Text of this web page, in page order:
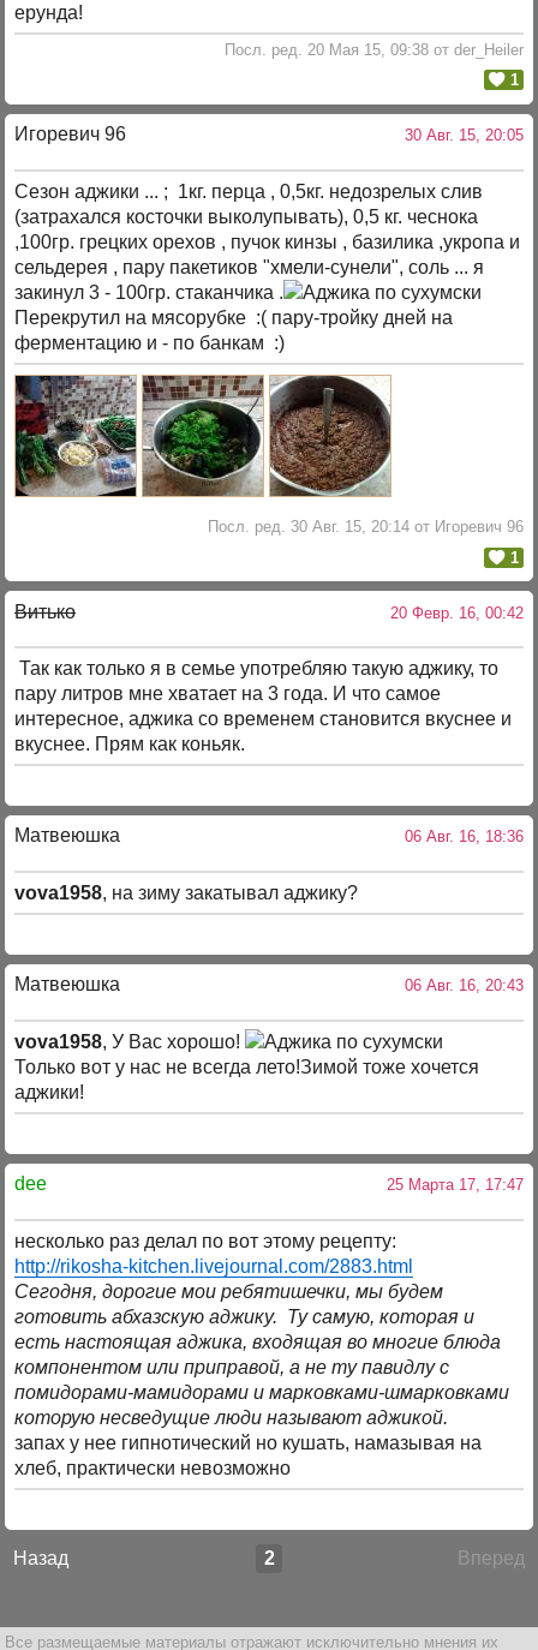
ерунда!
Посл. ред. 20 Мая 15, 09:38 от der_Heiler
1
Игоревич 96 30 Авг. 15, 20:05
Сезон аджики ... ; 1кг. перца , 0,5кг. недозрелых слив
(затрахался косточки выколупывать), 0,5 кг. чеснока
,100гр. грецких орехов , пучок кинзы , базилика ,укропа и
сельдерея , пару пакетиков "хмели-сунели", соль ... я
закинул 3 - 100гр. стаканчика .
Перекрутил на мясорубке :( пару-тройку дней на
ферментацию и - по банкам :)
Посл. ред. 30 Авг. 15, 20:14 от Игоревич 96
1
Витько 20 Февр. 16, 00:42
Так как только я в семье употребляю такую аджику, то
пару литров мне хватает на 3 года. И что самое
интересное, аджика со временем становится вкуснее и
вкуснее. Прям как коньяк.
Матвеюшка 06 Авг. 16, 18:36
vova1958, на зиму закатывал аджику?
Матвеюшка 06 Авг. 16, 20:43
vova1958, У Вас хорошо!
Только вот у нас не всегда лето!Зимой тоже хочется
аджики!
dee 25 Марта 17, 17:47
несколько раз делал по вот этому рецепту:
http://rikosha-kitchen.livejournal.com/2883.html
Сегодня, дорогие мои ребятишечки, мы будем
готовить абхазскую аджику. Ту самую, которая и
есть настоящая аджика, входящая во многие блюда
компонентом или приправой, а не ту павидлу с
помидорами-мамидорами и марковками-шмарковками
которую несведущие люди называют аджикой.
запах у нее гипнотический но кушать, намазывая на
хлеб, практически невозможно
Назад Вперед
2
Все размещаемые материалы отражают исключительно мнения их